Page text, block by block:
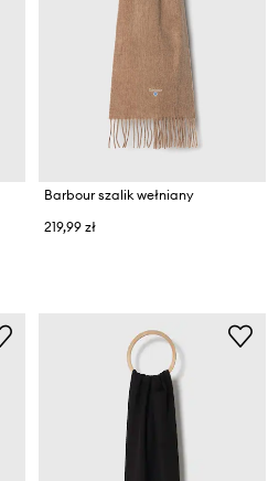
Barbour szalik wełniany
219,99 zł